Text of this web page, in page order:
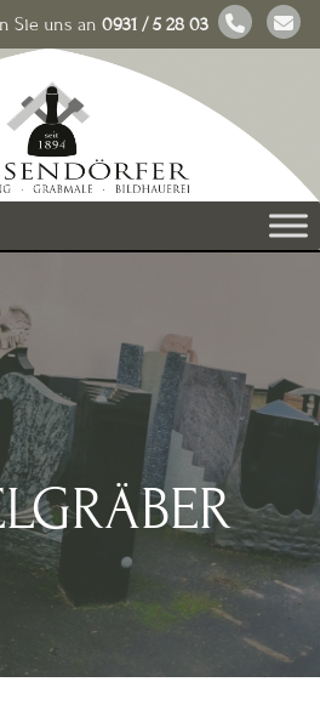
Sie uns an 0931 / 5 28 03